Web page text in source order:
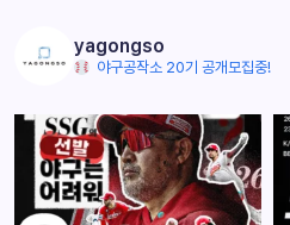
yagongso
야구공작소 20기 공개모집중!